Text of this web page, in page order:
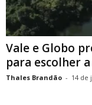
Vale e Globo
para escolher
Thales Brandão - 14 de